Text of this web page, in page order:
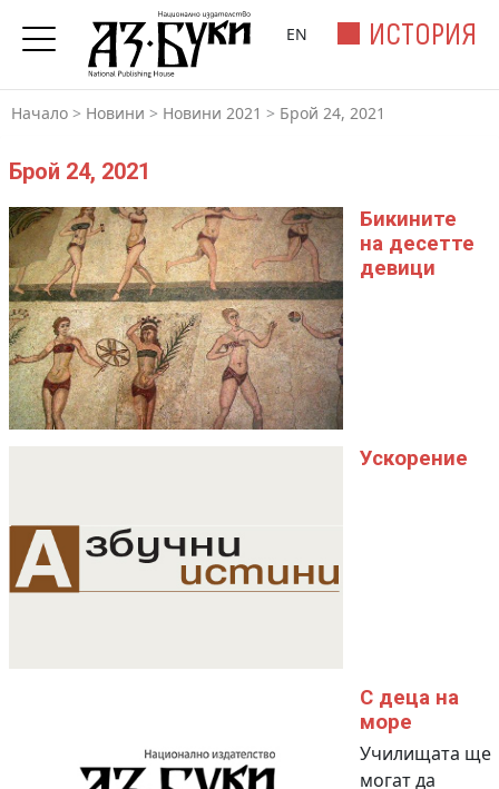
ИСТОРИЯ
EN
Начало > Новини > Новини 2021 > Брой 24, 2021
Брой 24, 2021
Бикините
на десетте
девици
Ускорение
С деца на
море
Училищата ще
могат да